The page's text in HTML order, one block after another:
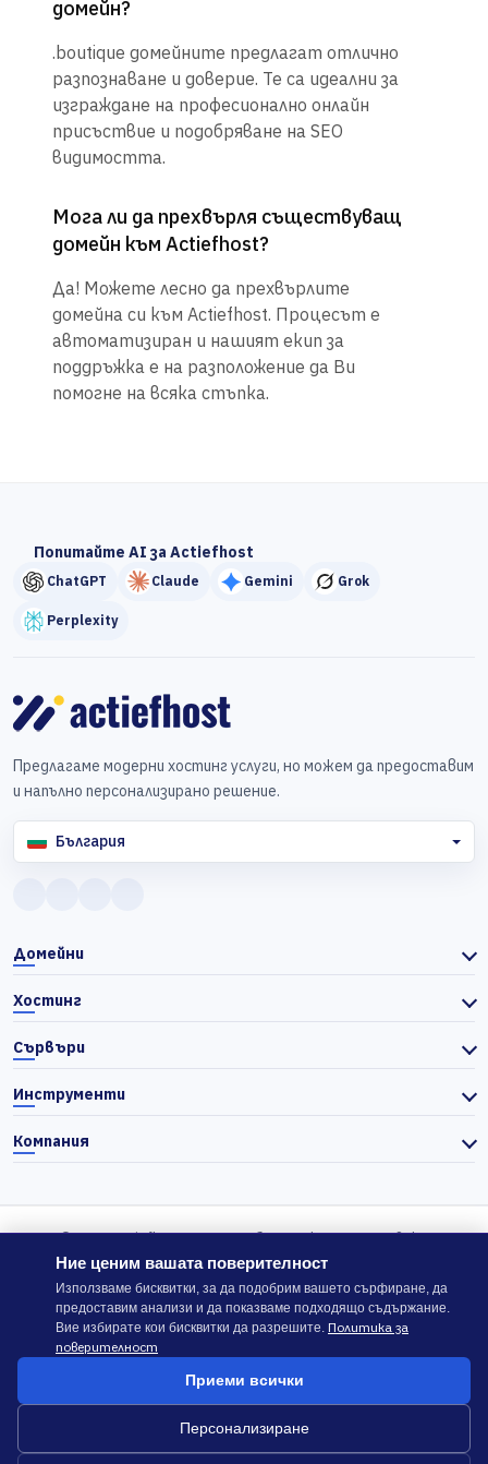
домейн?
.boutique домейните предлагат отлично
разпознаване и доверие. Те са идеални за
изграждане на професионално онлайн
присъствие и подобряване на SEO
видимостта.
Мога ли да прехвърля съществуващ
домейн към Actiefhost?
Да! Можете лесно да прехвърлите
домейна си към Actiefhost. Процесът е
автоматизиран и нашият екип за
поддръжка е на разположение да Ви
помогне на всяка стъпка.
Попитайте AI за Actiefhost
ChatGPT Claude Gemini Grok
Perplexity
Предлагаме модерни хостинг услуги, но можем да предоставим
и напълно персонализирано решение.
България
Домейни
Хостинг
Сървъри
Инструменти
Компания
© 2026 Actiefhost. Съгласно българското търговско
законодателство цените в сайта се показват без ДДС, а ДДС се
изчислява отделно при завършване на поръчката, когато е
приложимо.
ACTIEFHOST LTD,
Ние ценим вашата поверителност
Използваме бисквитки, за да подобрим вашето сърфиране, да
предоставим анализи и да показваме подходящо съдържание.
Вие избирате кои бисквитки да разрешите. Политика за
поверителност
Приеми всички
Персонализиране